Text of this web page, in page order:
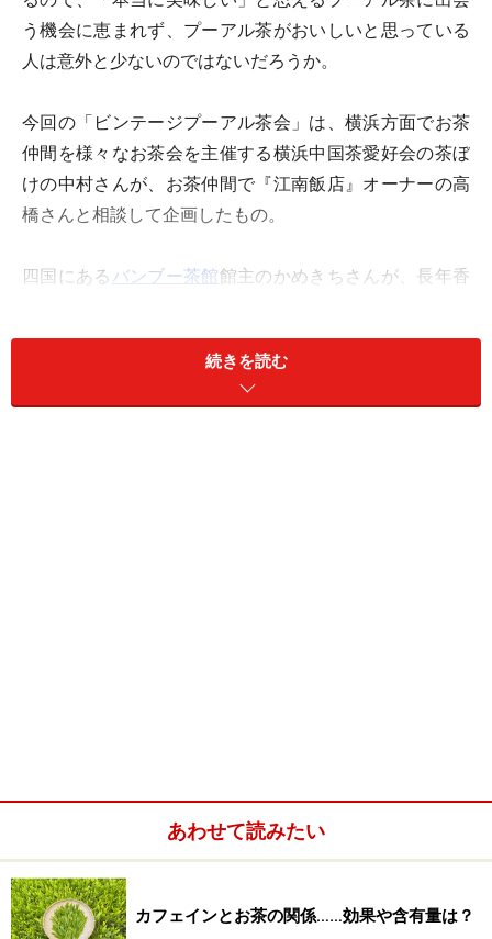
う機会に恵まれず、プーアル茶がおいしいと思っている
人は意外と少ないのではないだろうか。
今回の「ビンテージプーアル茶会」は、横浜方面でお茶
仲間を様々なお茶会を主催する横浜中国茶愛好会の茶ぼ
けの中村さんが、お茶仲間で『江南飯店』オーナーの高
橋さんと相談して企画したもの。
四国にある バンブー茶館館主のかめきちさんが、長年香
「乾倉」と呼ばれるきちんと管理された倉庫に寝かせて
いるものを今回持ち帰ったのを機会に開催された。
というようものばかりで、「美味しい！」というものが
ひとつも無かったから是非、みんなにビンテージのプー
アル茶が美味しいものだということを知ってもらいたい
と思い、中村さんの誘いに乗った。
続きを読む
あわせて読みたい
カフェインとお茶の関係……効果や含有量は？